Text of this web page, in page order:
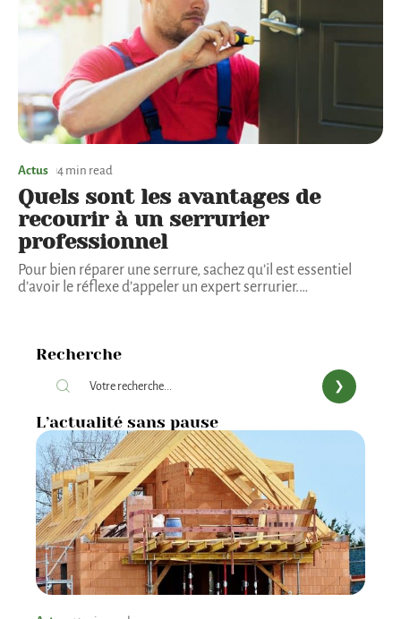
Actus 4 min read
Quels sont les avantages de
recourir à un serrurier
professionnel
Pour bien réparer une serrure, sachez qu’il est essentiel
d’avoir le réflexe d’appeler un expert serrurier.…
Recherche
L’actualité sans pause